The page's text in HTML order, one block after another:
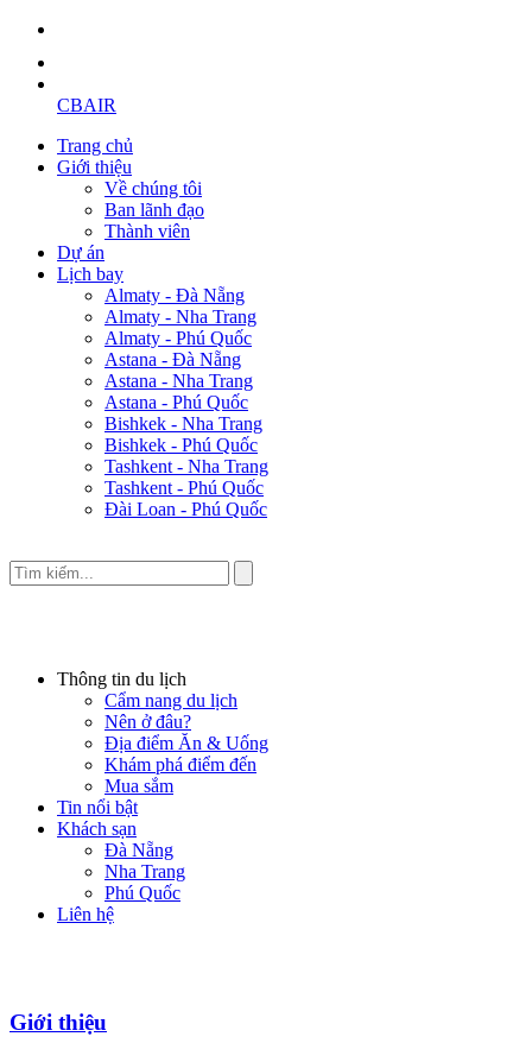
CBAIR
Trang chủ
Giới thiệu
Về chúng tôi
Ban lãnh đạo
Thành viên
Dự án
Lịch bay
Almaty - Đà Nẵng
Almaty - Nha Trang
Almaty - Phú Quốc
Astana - Đà Nẵng
Astana - Nha Trang
Astana - Phú Quốc
Bishkek - Nha Trang
Bishkek - Phú Quốc
Tashkent - Nha Trang
Tashkent - Phú Quốc
Đài Loan - Phú Quốc
Thông tin du lịch
Cẩm nang du lịch
Nên ở đâu?
Địa điểm Ăn & Uống
Khám phá điểm đến
Mua sắm
Tin nổi bật
Khách sạn
Đà Nẵng
Nha Trang
Phú Quốc
Liên hệ
Giới thiệu